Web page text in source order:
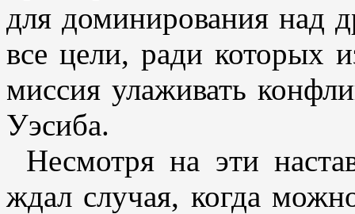
для доминирования над
все цели, ради которых
миссия улаживать
Уэсиба.
Несмотря на эти
ждал случая, когда